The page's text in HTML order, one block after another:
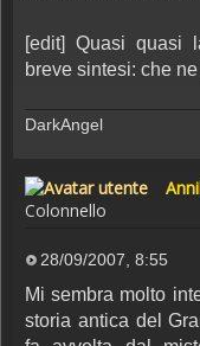
[edit] Quasi quasi
breve sintesi: che
DarkAngel
Colonnello
28/09/2007, 8:55
Mi sembra molto
storia antica del